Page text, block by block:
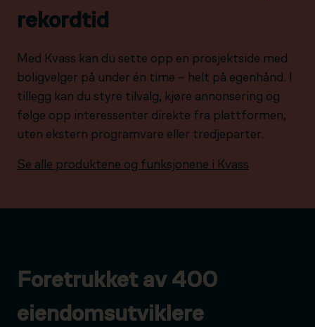
rekordtid
Med Kvass kan du sette opp en prosjektside med
boligvelger på under én time – helt på egenhånd. I
tillegg kan du styre tilvalg, kjøre annonsering og
følge opp interessenter direkte fra plattformen,
uten ekstern programvare eller tredjeparter.
Se alle produktene og funksjonene i Kvass
Foretrukket av 400
eiendomsutviklere